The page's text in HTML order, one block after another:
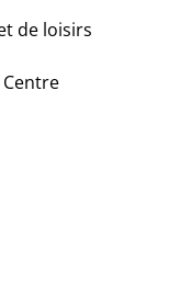
de loisirs